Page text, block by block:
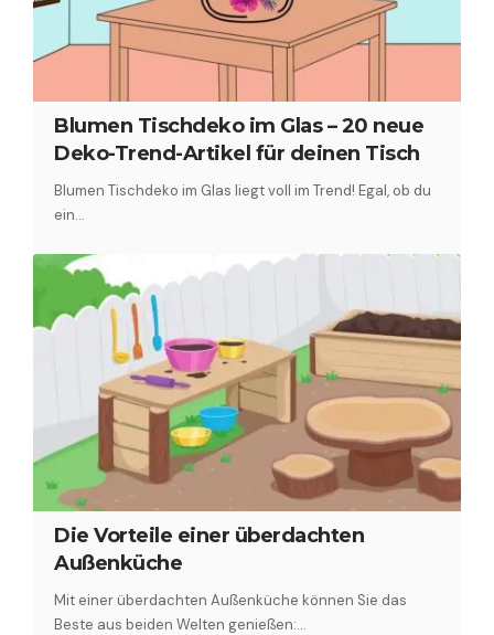
Blumen Tischdeko im Glas – 20 neue
Deko-Trend-Artikel für deinen Tisch
Blumen Tischdeko im Glas liegt voll im Trend! Egal, ob du
ein…
Die Vorteile einer überdachten
Außenküche
Mit einer überdachten Außenküche können Sie das
Beste aus beiden Welten genießen:…